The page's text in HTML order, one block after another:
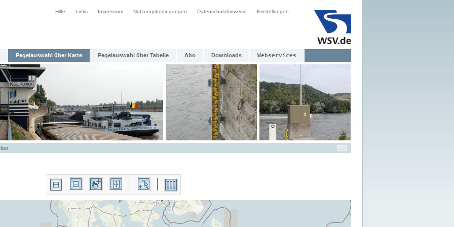
Hilfe Links Impressum Nutzungsbedingungen Datenschutzhinweise Einstellungen
Pegelauswahl über Karte Pegelauswahl über Tabelle Abo Downloads Webservices